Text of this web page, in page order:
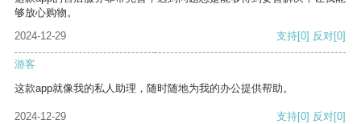
够放心购物。
2024-12-29
支持[0] 反对[0]
游客
这款app就像我的私人助理，随时随地为我的办公提供帮助。
2024-12-29 支持[0] 反对[0]